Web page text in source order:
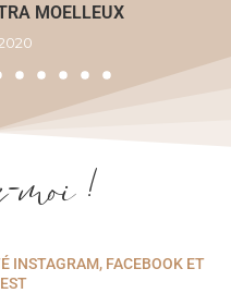
MOELLEUX
!
INSTAGRAM, FACEBOOK ET